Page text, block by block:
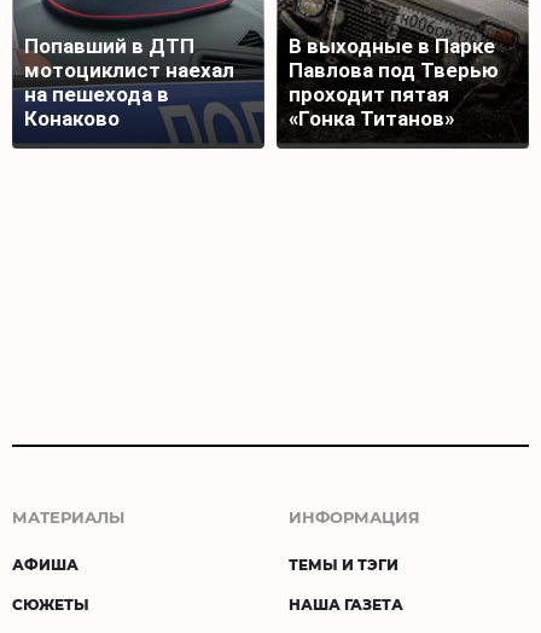
Попавший в ДТП
мотоциклист наехал
на пешехода в
Конаково
В выходные в Парке
Павлова под Тверью
проходит пятая
«Гонка Титанов»
МАТЕРИАЛЫ
АФИША
СЮЖЕТЫ
ИНФОРМАЦИЯ
ТЕМЫ И ТЭГИ
НАША ГАЗЕТА